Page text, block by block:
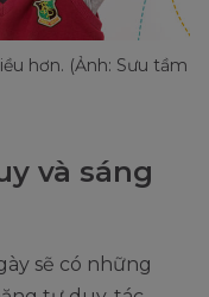
hơn. (Ảnh: Sưu tầm
và sáng
sẽ có những